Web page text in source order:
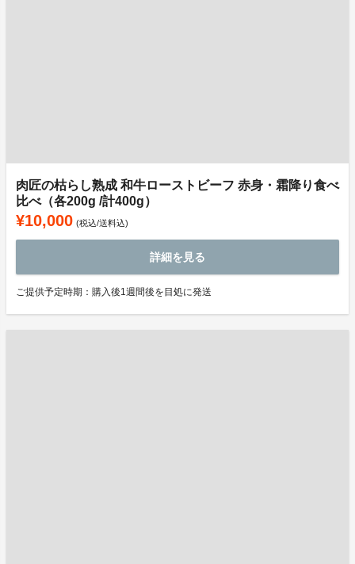
肉匠の枯らし熟成 和牛ローストビーフ 赤身・霜降り食べ
比べ（各200g /計400g）
¥10,000 (税込/送料込)
詳細を見る
ご提供予定時期：購入後1週間後を目処に発送